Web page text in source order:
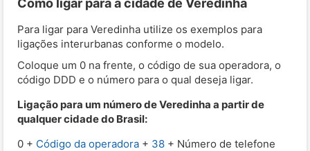
Como ligar para a cidade de Veredinha
Para ligar para Veredinha utilize os exemplos para
ligações interurbanas conforme o modelo.
Coloque um 0 na frente, o código de sua operadora, o
código DDD e o número para o qual deseja ligar.
Ligação para um número de Veredinha a partir de
qualquer cidade do Brasil:
0 + Código da operadora + 38 + Número de telefone